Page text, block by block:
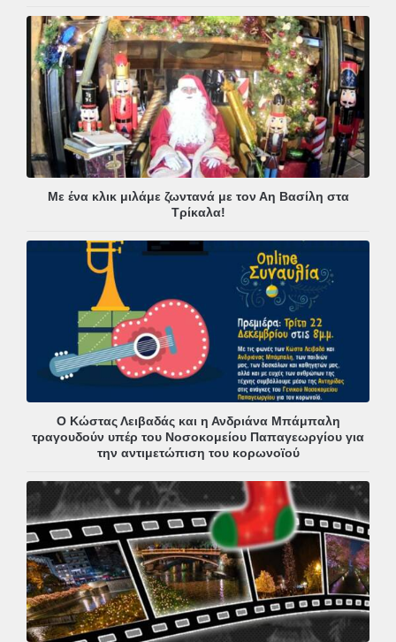
Με ένα κλικ μιλάμε ζωντανά με τον Αη Βασίλη στα
Τρίκαλα!
Ο Κώστας Λειβαδάς και η Ανδριάνα Μπάμπαλη
τραγουδούν υπέρ του Νοσοκομείου Παπαγεωργίου για
την αντιμετώπιση του κορωνοϊού